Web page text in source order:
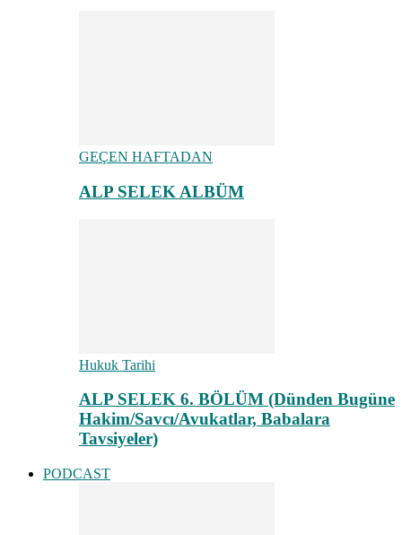
GEÇEN HAFTADAN
ALP SELEK ALBÜM
Hukuk Tarihi
ALP SELEK 6. BÖLÜM (Dünden Bugüne
Hakim/Savcı/Avukatlar, Babalara
Tavsiyeler)
PODCAST